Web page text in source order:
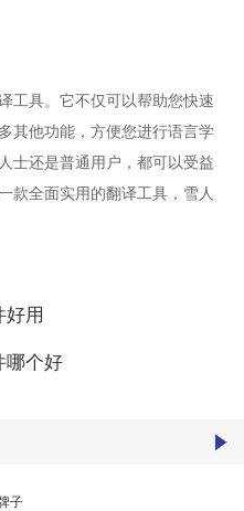
工具。它不仅可以帮助您快速
其他功能，方便您进行语言学
士还是普通用户，都可以受益
款全面实用的翻译工具，雪人
用
哪个好
子